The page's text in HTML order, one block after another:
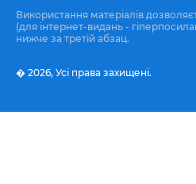
Використання матеріалів
(для інтернет-видань -
нижче за третій абзац.
� 2026, Усі права захищені.